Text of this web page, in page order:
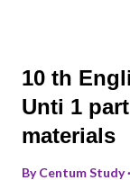
10 th
Unti 1
materials
ByCentum Study